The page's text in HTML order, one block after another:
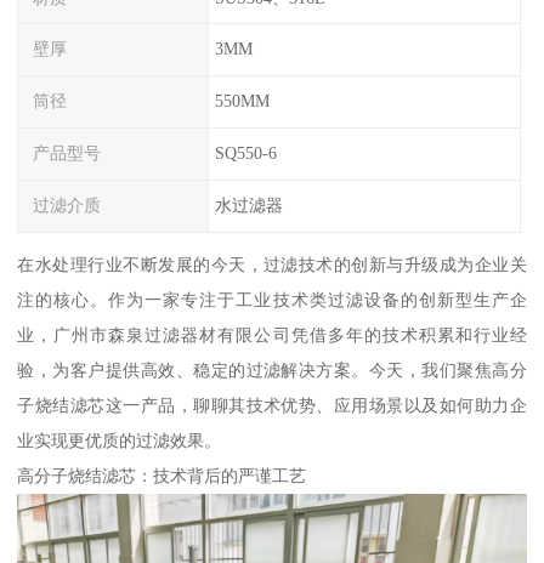
壁厚 3MM
筒径 550MM
产品型号 SQ550-6
过滤介质 水过滤器
在水处理行业不断发展的今天，过滤技术的创新与升级成为企业关
注的核心。作为一家专注于工业技术类过滤设备的创新型生产企
业，广州市森泉过滤器材有限公司凭借多年的技术积累和行业经
验，为客户提供高效、稳定的过滤解决方案。今天，我们聚焦高分
子烧结滤芯这一产品，聊聊其技术优势、应用场景以及如何助力企
业实现更优质的过滤效果。
高分子烧结滤芯：技术背后的严谨工艺